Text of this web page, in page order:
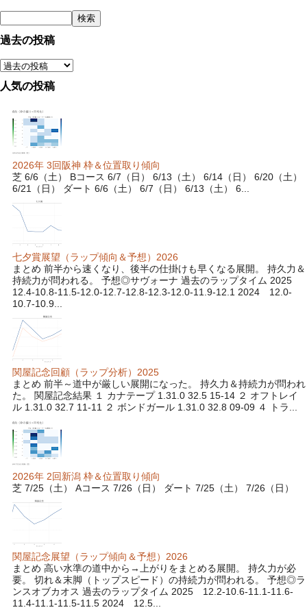
過去の投稿
人気の投稿
2026年 3回阪神 枠＆位置取り傾向
芝 6/6（土） Bコース 6/7（日） 6/13（土） 6/14（日） 6/20（土）
6/21（日） ダート 6/6（土） 6/7（日） 6/13（土） 6...
七夕賞展望（ラップ傾向＆予想）2026
まとめ 前半から速くなり、後半の仕掛けも早くなる展開。 持久力＆
持続力が問われる。 予想◎サヴォーナ 過去のラップタイム 2025
12.4-10.8-11.5-12.0-12.7-12.8-12.3-12.0-11.9-12.1 2024 12.0-
10.7-10.9...
関屋記念回顧（ラップ分析）2025
まとめ 前半～道中が厳しい展開になった。 持久力＆持続力が問われ
た。 関屋記念結果 １ カナテープ 1.31.0 32.5 15-14 ２ オフトレイ
ル 1.31.0 32.7 11-11 ２ ボンドガール 1.31.0 32.8 09-09 ４ トラ...
2026年 2回新潟 枠＆位置取り傾向
芝 7/25（土） Aコース 7/26（日） ダート 7/25（土） 7/26（日）
関屋記念展望（ラップ傾向＆予想）2026
まとめ 高い水準の道中から→上がりをまとめる展開。 持久力が必
要。 切れ＆末脚（トップスピード）の持続力が問われる。 予想◎ラ
ンスオブカオス 過去のラップタイム 2025 12.2-10.6-11.1-11.6-
11.4-11.1-11.5-11.5 2024 12.5...